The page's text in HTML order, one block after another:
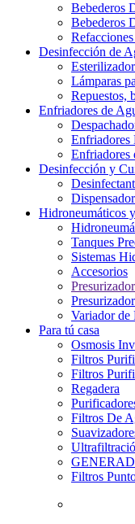
Bebederos
Bebederos
Desinfección de
Lámparas
Repuestos,
Enfriadores de
Enfriadores
Enfriadores
Desinfección y
Hidroneumáticos
Tanques
Sistemas
Accesorios
Variador de
Para tú casa
Osmosis
Filtros
Filtros
Regadera
Filtros De
Filtros